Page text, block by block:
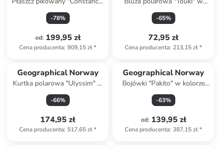
w kolorze beżowym
-78%
od: 199,95 zł
Cena producenta: 909,15 zł*
kolorze jasnoszaro-
granatowym
-65%
72,95 zł
Cena producenta: 213,15 zł*
Geographical Norway
Kurtka polarowa "Ulyssim" w
kolorze czarnym
-66%
174,95 zł
Cena producenta: 517,65 zł*
Geographical Norway
Bojówki "Pakito" w kolorze
antracytowym
-63%
od: 139,95 zł
Cena producenta: 387,15 zł*